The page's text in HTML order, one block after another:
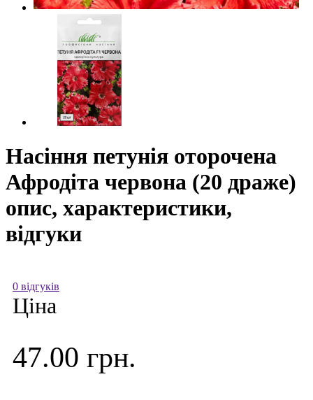
Насіння петунія оторочена
Афродіта червона (20 драже)
опис, характеристики,
відгуки
0 відгуків
Ціна
47.00 грн.